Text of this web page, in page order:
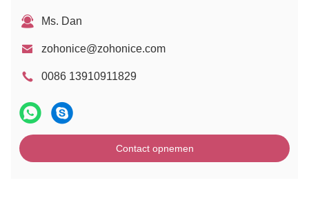
Ms. Dan
zohonice@zohonice.com
0086 13910911829
Contact opnemen